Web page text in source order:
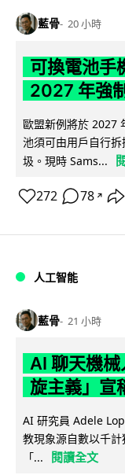
藍骨 20 小時
可換電池
2027 年強
歐盟新例將於 2027
池須可由用戶自行
圾。現時 Sams...
272 78 ↗
人工智能
藍骨 21 小時
AI 聊天機
旋主義」宣
AI 研究員 Adele
教現象源自數以千
「...
閱讀全文